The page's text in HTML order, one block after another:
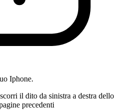
Iphone.
il dito da sinistra a destra dello
precedenti